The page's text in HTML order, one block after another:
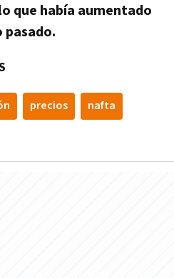
que había aumentado
precios nafta